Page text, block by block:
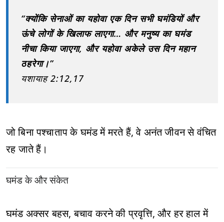
“क्योंकि सेनाओं का यहोवा एक दिन सभी घमंडियों और
ऊंचे लोगों के खिलाफ लाएगा… और मनुष्य का घमंड
नीचा किया जाएगा, और यहोवा अकेले उस दिन महान
ठहरेगा।”
यशायाह 2:12,17
जो बिना पश्चाताप के घमंड में मरते हैं, वे अनंत जीवन से वंचित
रह जाते हैं।
घमंड के और संकेत
घमंड अक्सर बहस, बचाव करने की प्रवृत्ति, और हर हाल में